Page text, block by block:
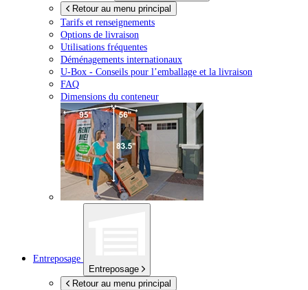
Retour au menu principal
Tarifs et renseignements
Options de livraison
Utilisations fréquentes
Déménagements internationaux
U-Box - Conseils pour l’emballage et la livraison
FAQ
Dimensions du conteneur
Entreposage
Entreposage
Retour au menu principal